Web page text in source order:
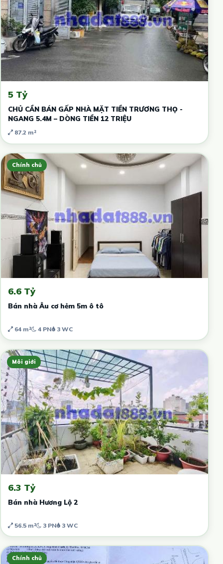
5 Tỷ
CHỦ CẦN BÁN GẤP NHÀ MẶT TIỀN TRƯƠNG THỌ -
NGANG 5.4M – DÒNG TIỀN 12 TRIỆU
87.2 m²
Chính chủ
6.6 Tỷ
Bán nhà Âu cơ hẻm 5m ô tô
64 m² 4 PN 3 WC
Môi giới
6.3 Tỷ
Bán nhà Hương Lộ 2
56.5 m² 3 PN 3 WC
Chính chủ